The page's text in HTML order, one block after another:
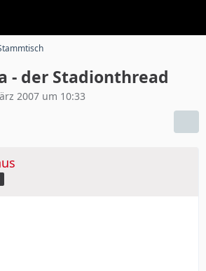
- der Stadionthread
2007 um 10:33